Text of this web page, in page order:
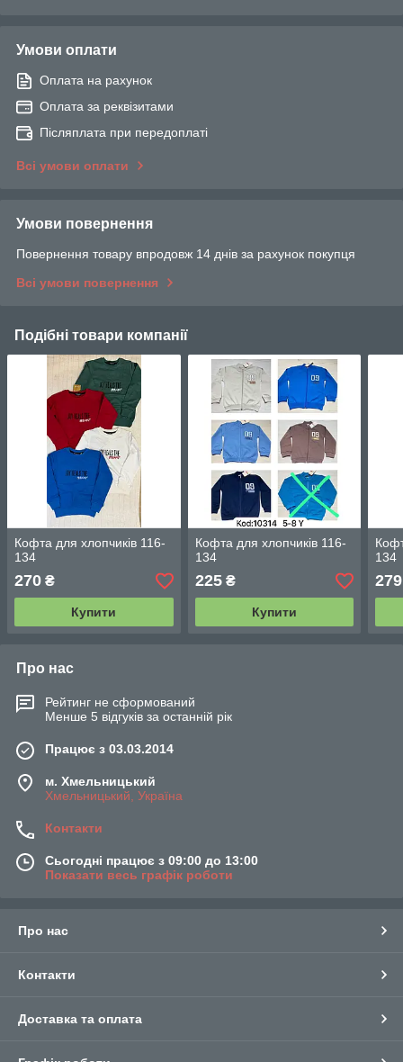
Умови оплати
Оплата на рахунок
Оплата за реквізитами
Післяплата при передоплаті
Всі умови оплати
Умови повернення
Повернення товару впродовж 14 днів за рахунок покупця
Всі умови повернення
Подібні товари компанії
Кофта для хлопчиків 116-
134
270 ₴
Купити
Кофта для хлопчиків 116-
134
225₴
Купити
134
279
Про нас
Рейтинг не сформований
Менше 5 відгуків за останній рік
Працює з 03.03.2014
м. Хмельницький
Хмельницький, Україна
Контакти
Сьогодні працює з 09:00 до 13:00
Показати весь графік роботи
Про нас
Контакти
Доставка та оплата